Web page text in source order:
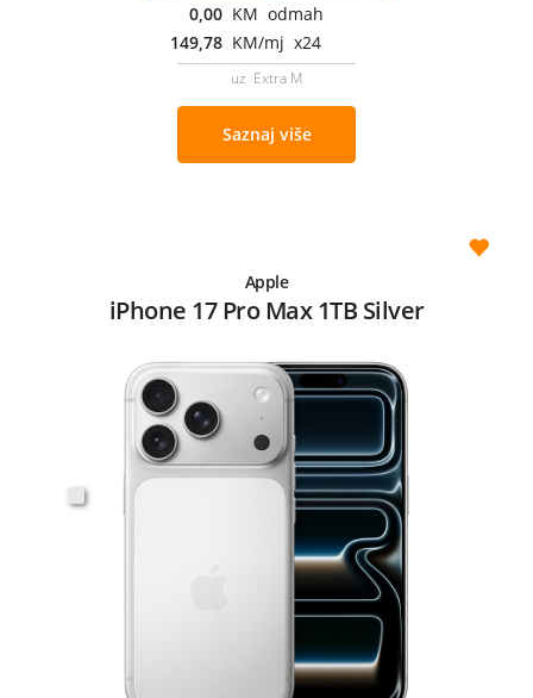
0,00 KM odmah
149,78 KM/mj x24
uz Extra M
Saznaj više
Apple
iPhone 17 Pro Max 1TB Silver